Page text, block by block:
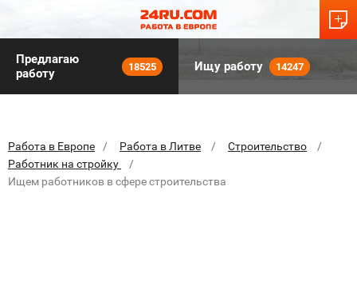
Предлагаю
работу
18525 Ищу работу 14247
Работа в Европе Работа в Литве
Строительство
Работник на стройку
Ищем работников в сфере строительства